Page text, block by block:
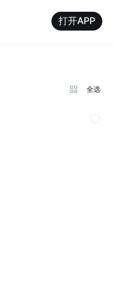
打开APP
全选